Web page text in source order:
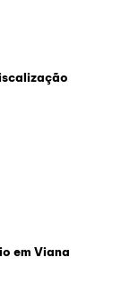
em Viana